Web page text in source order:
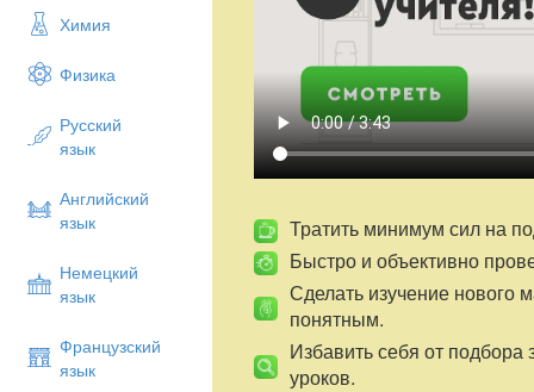
Химия
Физика
Русский
язык
Английский
язык
Немецкий
язык
Французский
язык
Тратить минимум сил на
Быстро и объективно
Сделать изучение нового
понятным.
Избавить себя от подбора
уроков.